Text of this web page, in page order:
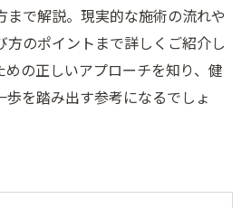
まで解説。現実的な施術の流れや
方のポイントまで詳しくご紹介し
めの正しいアプローチを知り、健
を踏み出す参考になるでしょ